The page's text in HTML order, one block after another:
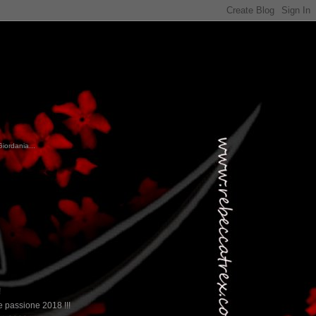
passione 2018 !!!